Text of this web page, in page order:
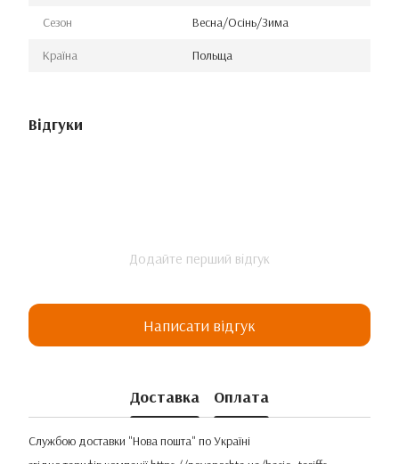
Сезон Весна/Осінь/Зима
Країна Польща
Відгуки
Додайте перший відгук
Написати відгук
Доставка Оплата
Службою доставки "Нова пошта" по Україні